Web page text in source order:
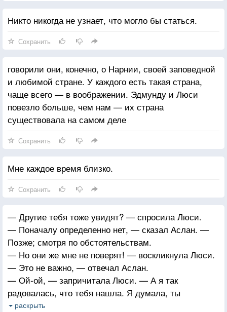
Никто никогда не узнает, что могло бы статься.
Сохранить
говорили они, конечно, о Нарнии, своей заповедной
и любимой стране. У каждого есть такая страна,
чаще всего — в воображении. Эдмунду и Люси
повезло больше, чем нам — их страна
существовала на самом деле
Сохранить
Мне каждое время близко.
Сохранить
— Другие тебя тоже увидят? — спросила Люси.
— Поначалу определенно нет, — сказал Аслан. —
Позже; смотря по обстоятельствам.
— Но они же мне не поверят! — воскликнула Люси.
— Это не важно, — отвечал Аслан.
— Ой-ой, — запричитала Люси. — А я так
радовалась, что тебя нашла. Я думала, ты
позволишь мне остаться. Думала, ты зарычишь,
раскрыть